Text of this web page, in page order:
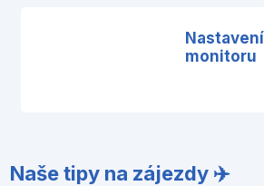
Nastavení
monitoru
Naše tipy na zájezdy ✈️